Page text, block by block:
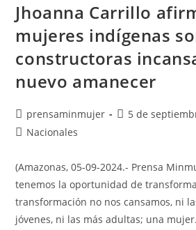
Jhoanna Carrillo
mujeres indígenas
constructoras
nuevo amanecer
prensaminmujer
5 de
Nacionales
(Amazonas, 05-09-2024.- Prensa
tenemos la oportunidad de
transformación no nos cansamos, ni
jóvenes, ni las más adultas; una